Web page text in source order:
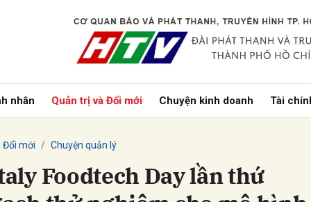
nhân Quản trị và Đổi mới Chuyện kinh doanh Tài
Đổi mới Chuyện quản lý
Foodtech Day lần thứ